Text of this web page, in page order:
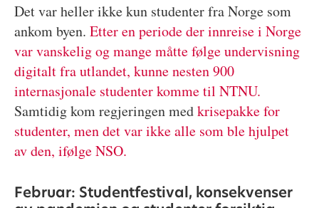
Det var heller ikke kun studenter fra Norge som
ankom byen. Etter en periode der innreise i Norge
var vanskelig og mange måtte følge undervisning
digitalt fra utlandet, kunne nesten 900
internasjonale studenter komme til NTNU.
Samtidig kom regjeringen medkrisepakke for
studenter, men det var ikke alle som ble hjulpet
av den, ifølge NSO.
Februar: Studentfestival, konsekvenser